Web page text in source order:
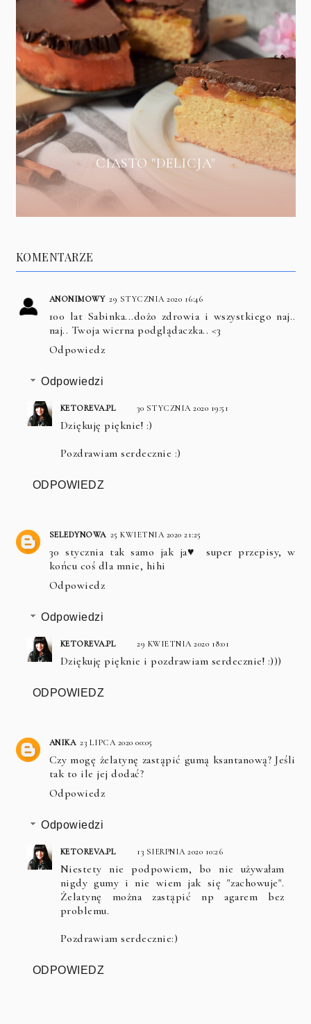
CIASTO "DELICJA"
KOMENTARZE
ANONIMOWY 29 STYCZNIA 2020 16:46
100 lat Sabinka...dożo zdrowia i wszystkiego naj..
naj.. Twoja wierna podglądaczka.. <3
Odpowiedz
Odpowiedzi
KETOREVA.PL 30 STYCZNIA 2020 19:51
Dziękuję pięknie! :)
Pozdrawiam serdecznie :)
ODPOWIEDZ
SELEDYNOWA 25 KWIETNIA 2020 21:25
30 stycznia tak samo jak ja♥️ super przepisy, w
końcu coś dla mnie, hihi
Odpowiedz
Odpowiedzi
KETOREVA.PL 29 KWIETNIA 2020 18:01
Dziękuję pięknie i pozdrawiam serdecznie! :)))
ODPOWIEDZ
ANIKA 23 LIPCA 2020 00:05
Czy mogę żelatynę zastąpić gumą ksantanową? Jeśli
tak to ile jej dodać?
Odpowiedz
Odpowiedzi
KETOREVA.PL 13 SIERPNIA 2020 10:26
Niestety nie podpowiem, bo nie używałam
nigdy gumy i nie wiem jak się "zachowuje".
Żelatynę można zastąpić np agarem bez
problemu.
Pozdrawiam serdecznie:)
ODPOWIEDZ